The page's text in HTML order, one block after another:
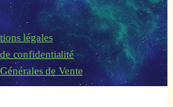
légales
confidentialité
de Vente